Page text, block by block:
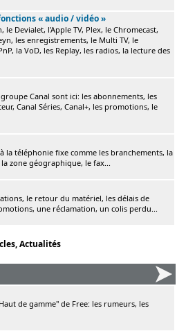
« audio / vidéo »
le Devialet, l'Apple TV, Plex, le Chromecast,
les enregistrements, le Multi TV, le
la VoD, les Replay, les radios, la lecture des
Canal sont ici: les abonnements, les
Canal Séries, Canal+, les promotions, le
la téléphonie fixe comme les branchements, la
zone géographique, le fax...
le retour du matériel, les délais de
une réclamation, un colis perdu...
Actualités
de gamme" de Free: les rumeurs, les